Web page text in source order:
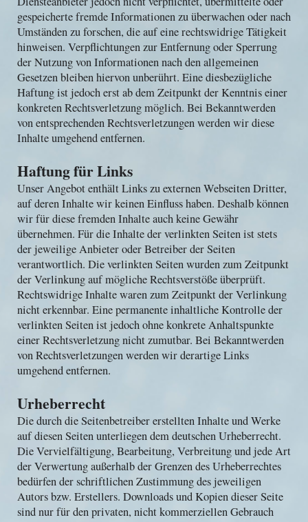
gespeicherte fremde Informationen zu überwachen oder nach
Umständen zu forschen, die auf eine rechtswidrige Tätigkeit
hinweisen. Verpflichtungen zur Entfernung oder Sperrung
der Nutzung von Informationen nach den allgemeinen
Gesetzen bleiben hiervon unberührt. Eine diesbezügliche
Haftung ist jedoch erst ab dem Zeitpunkt der Kenntnis einer
konkreten Rechtsverletzung möglich. Bei Bekanntwerden
von entsprechenden Rechtsverletzungen werden wir diese
Inhalte umgehend entfernen.
Haftung für Links
Unser Angebot enthält Links zu externen Webseiten Dritter,
auf deren Inhalte wir keinen Einfluss haben. Deshalb können
wir für diese fremden Inhalte auch keine Gewähr
übernehmen. Für die Inhalte der verlinkten Seiten ist stets
der jeweilige Anbieter oder Betreiber der Seiten
verantwortlich. Die verlinkten Seiten wurden zum Zeitpunkt
der Verlinkung auf mögliche Rechtsverstöße überprüft.
Rechtswidrige Inhalte waren zum Zeitpunkt der Verlinkung
nicht erkennbar. Eine permanente inhaltliche Kontrolle der
verlinkten Seiten ist jedoch ohne konkrete Anhaltspunkte
einer Rechtsverletzung nicht zumutbar. Bei Bekanntwerden
von Rechtsverletzungen werden wir derartige Links
umgehend entfernen.
Urheberrecht
Die durch die Seitenbetreiber erstellten Inhalte und Werke
auf diesen Seiten unterliegen dem deutschen Urheberrecht.
Die Vervielfältigung, Bearbeitung, Verbreitung und jede Art
der Verwertung außerhalb der Grenzen des Urheberrechtes
bedürfen der schriftlichen Zustimmung des jeweiligen
Autors bzw. Erstellers. Downloads und Kopien dieser Seite
sind nur für den privaten, nicht kommerziellen Gebrauch